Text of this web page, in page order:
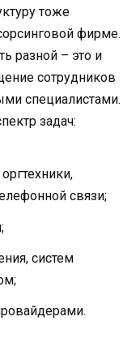
тоже
фирме.
разной – это и
сотрудников
специалистами.
задач:
связи;
систем